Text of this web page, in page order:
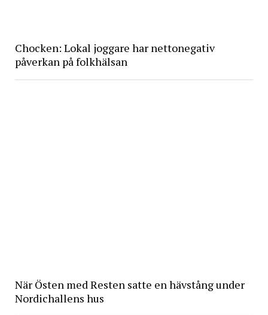
Chocken: Lokal joggare har nettonegativ
påverkan på folkhälsan
När Östen med Resten satte en hävstång under
Nordichallens hus